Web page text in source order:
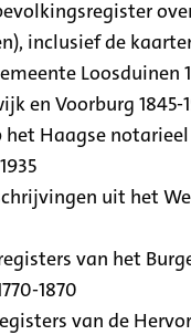
over
inclusief de
Loosduinen
en Voorburg 1845-
het Haagse
uit het
van het
1870
van de